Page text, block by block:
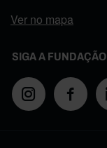
Ver no mapa
SIGA A FUNDAÇÃO